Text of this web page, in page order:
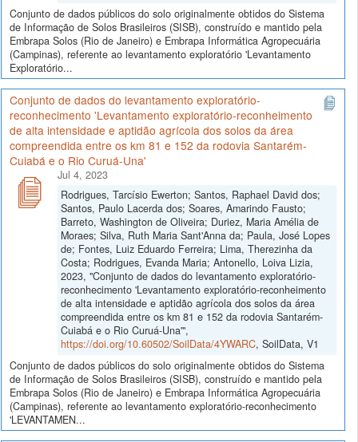
Conjunto de dados públicos do solo originalmente obtidos do Sistema
de Informação de Solos Brasileiros (SISB), construído e mantido pela
Embrapa Solos (Rio de Janeiro) e Embrapa Informática Agropecuária
(Campinas), referente ao levantamento exploratório 'Levantamento
Exploratório...
Conjunto de dados do levantamento exploratório-
reconhecimento 'Levantamento exploratório-reconheimento
de alta intensidade e aptidão agrícola dos solos da área
compreendida entre os km 81 e 152 da rodovia Santarém-
Cuiabá e o Rio Curuá-Una'
Jul 4, 2023
Rodrigues, Tarcísio Ewerton; Santos, Raphael David dos;
Santos, Paulo Lacerda dos; Soares, Amarindo Fausto;
Barreto, Washington de Oliveira; Duriez, Maria Amélia de
Moraes; Silva, Ruth Maria Sant'Anna da; Paula, José Lopes
de; Fontes, Luiz Eduardo Ferreira; Lima, Therezinha da
Costa; Rodrigues, Evanda Maria; Antonello, Loiva Lizia,
2023, "Conjunto de dados do levantamento exploratório-
reconhecimento 'Levantamento exploratório-reconheimento
de alta intensidade e aptidão agrícola dos solos da área
compreendida entre os km 81 e 152 da rodovia Santarém-
Cuiabá e o Rio Curuá-Una'",
https://doi.org/10.60502/SoilData/4YWARC, SoilData, V1
Conjunto de dados públicos do solo originalmente obtidos do Sistema
de Informação de Solos Brasileiros (SISB), construído e mantido pela
Embrapa Solos (Rio de Janeiro) e Embrapa Informática Agropecuária
(Campinas), referente ao levantamento exploratório-reconhecimento
'LEVANTAMEN...